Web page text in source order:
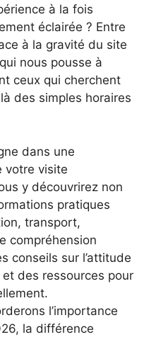
à la fois
éclairée ? Entre
à la gravité du site
nous pousse à
ceux qui cherchent
des simples horaires
dans une
votre visite
y découvrirez non
pratiques
transport,
compréhension
conseils sur l’attitude
des ressources pour
l’importance
la différence